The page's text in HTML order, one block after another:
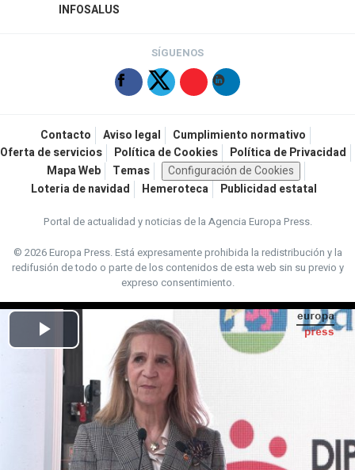
INFOSALUS
SÍGUENOS
Contacto Aviso legal
Cumplimiento normativo
Oferta de servicios
Política de Cookies
Política de Privacidad
Mapa Web
Temas
Configuración de Cookies
Loteria de navidad
Hemeroteca Publicidad estatal
Portal de actualidad y noticias de la Agencia Europa Press.
© 2026 Europa Press.Está expresamente prohibida la redistribución y la
redifusión de todo o parte de los contenidos de esta web sin su previo y
expreso consentimiento.